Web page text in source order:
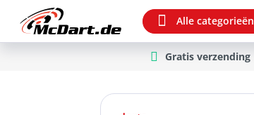
Ga naar de hoofdnavigatie
Alle categorieën
Gratis verzending